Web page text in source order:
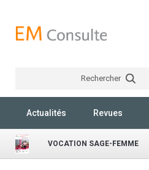
Rechercher
Actualités Revues
VOCATION SAGE-FEMME